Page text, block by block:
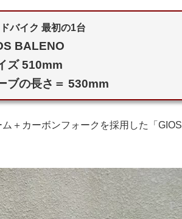
バイク 最初の1台
BALENO
ズ 510mm
ブの長さ＝ 530mm
＋カーボンフォークを採用した「GIOS